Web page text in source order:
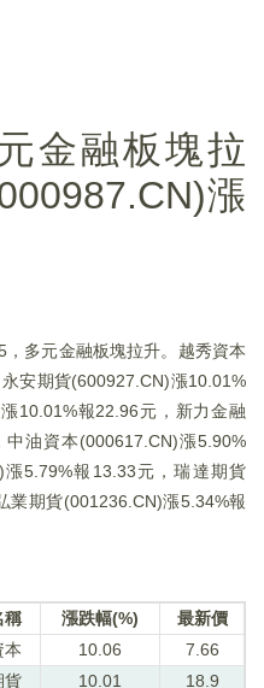
金融板塊拉
漲
，多元金融板塊拉升。越秀資本
安期貨(600927.CN)漲10.01%
10.01%報22.96元，新力金融
油資本(000617.CN)漲5.90%
5.79%報13.33元，瑞達期貨
業期貨(001236.CN)漲5.34%報
稱 漲跌幅(%)
最新價
本 10.06
7.66
貨 10.01
18.9